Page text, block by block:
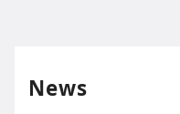
News